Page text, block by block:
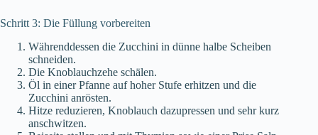
Schritt 3: Die Füllung vorbereiten
Währenddessen die Zucchini in dünne halbe Scheiben
schneiden.
Die Knoblauchzehe schälen.
Öl in einer Pfanne auf hoher Stufe erhitzen und die
Zucchini anrösten.
Hitze reduzieren, Knoblauch dazupressen und sehr kurz
anschwitzen.